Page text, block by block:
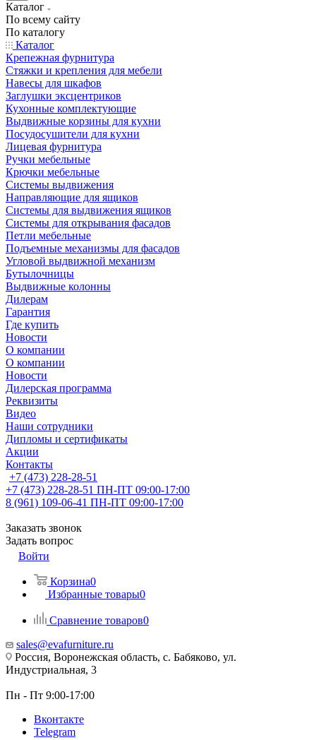
Каталог
По всему сайту
По каталогу
Каталог
Крепежная фурнитура
Стяжки и крепления для мебели
Навесы для шкафов
Заглушки эксцентриков
Кухонные комплектующие
Выдвижные корзины для кухни
Посудосушители для кухни
Лицевая фурнитура
Ручки мебельные
Крючки мебельные
Системы выдвижения
Направляющие для ящиков
Системы для выдвижения ящиков
Системы для открывания фасадов
Петли мебельные
Подъемные механизмы для фасадов
Угловой выдвижной механизм
Бутылочницы
Выдвижные колонны
Дилерам
Гарантия
Где купить
Новости
О компании
О компании
Новости
Дилерская программа
Реквизиты
Видео
Наши сотрудники
Дипломы и сертификаты
Акции
Контакты
+7 (473) 228-28-51
+7 (473) 228-28-51 ПН-ПТ 09:00-17:00
8 (961) 109-06-41 ПН-ПТ 09:00-17:00
Заказать звонок
Задать вопрос
Войти
Корзина0
Избранные товары0
Сравнение товаров0
sales@evafurniture.ru
Россия, Воронежская область, с. Бабяково, ул.
Индустриальная, 3
Пн - Пт 9:00-17:00
Вконтакте
Telegram